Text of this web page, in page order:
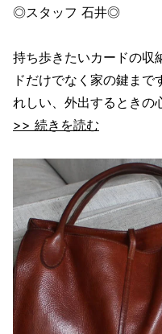
◎スタッフ 石井◎
持ち歩きたいカードの収
ドだけでなく家の鍵まで
れしい、外出するときの
>> 続きを読む